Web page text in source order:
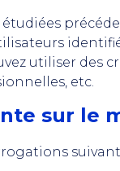
étudiées
utiliser des
etc.
sur le